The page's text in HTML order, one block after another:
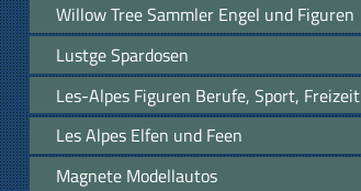
Willow Tree Sammler Engel und Figuren
Lustge Spardosen
Les-Alpes Figuren Berufe, Sport, Freizeit
Les Alpes Elfen und Feen
Magnete Modellautos